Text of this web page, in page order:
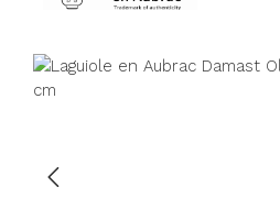
Bildergalerie überspringen